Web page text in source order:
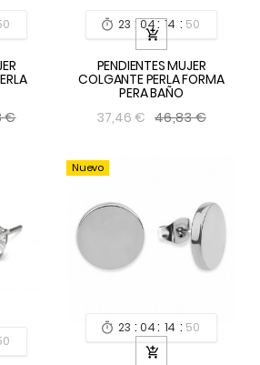
€
 23 :04: 14 : 49

PENDIENTES MUJER
COLGANTE PERLA FORMA
PERA BAÑO
37,46 € 46,83 €
Nuevo
 23 : 04: 14 : 49
